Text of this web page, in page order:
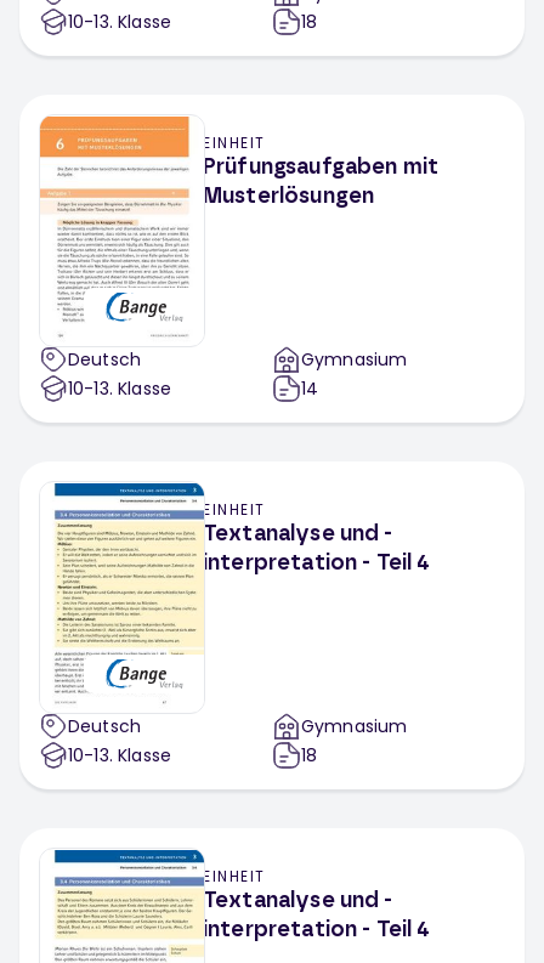
10-13. Klasse
18
EINHEIT
Prüfungsaufgaben mit
Musterlösungen
Deutsch
10-13. Klasse
Gymnasium
14
EINHEIT
Textanalyse und -
interpretation - Teil 4
Deutsch
10-13. Klasse
Gymnasium
18
EINHEIT
Textanalyse und -
interpretation - Teil 4